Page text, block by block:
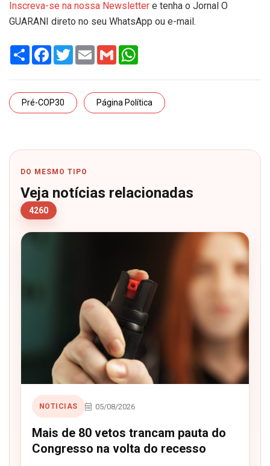
Inscreva-se na nossa Newsletter e tenha o Jornal O
GUARANI direto no seu WhatsApp ou e-mail.
Share Facebook
TwitterEmail Gmail
Pré-COP30 Página Política
DO MESMO TIPO
Veja notícias relacionadas
4260
NOTICIAS 05/08/2026
Mais de 80 vetos trancam pauta do
Congresso na volta do recesso